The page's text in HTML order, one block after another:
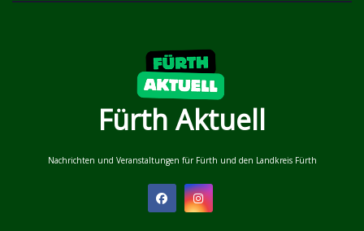
Fürth Aktuell
Nachrichten und Veranstaltungen für Fürth und den Landkreis Fürth